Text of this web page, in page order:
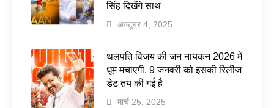
सिंह दिखेंगे साथ
अक्टूबर 4, 2025
थलपति विजय की जन नायकन 2026 में
धूम मचाएगी, 9 जनवरी को इसकी रिलीज
डेट तय की गई है
मार्च 25, 2025